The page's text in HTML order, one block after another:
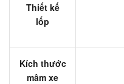
Thiết kế
lốp
Kích thước
mâm xe